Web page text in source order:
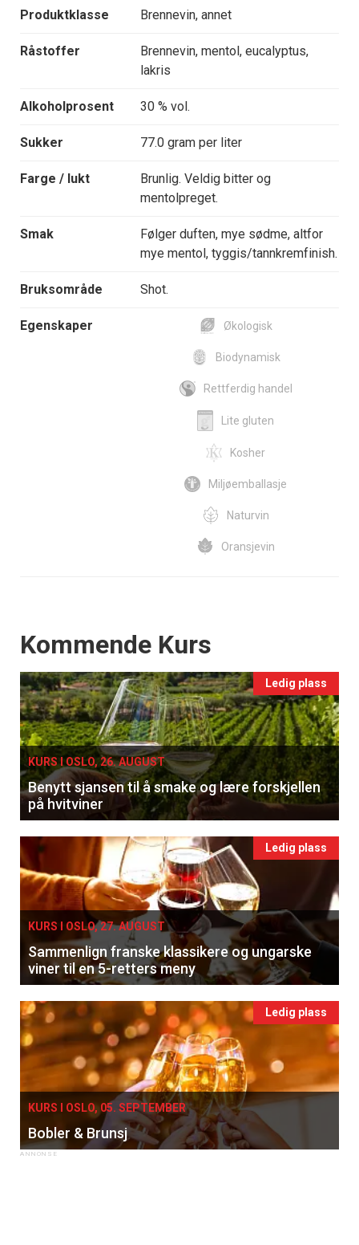
Produktklasse Brennevin, annet
Råstoffer
Brennevin, mentol, eucalyptus,
lakris
Alkoholprosent 30 % vol.
Sukker 77.0 gram per liter
Farge / lukt
Brunlig. Veldig bitter og
mentolpreget.
Smak
Følger duften, mye sødme, altfor
mye mentol, tyggis/tannkremfinish.
Bruksområde Shot.
Egenskaper Økologisk
Biodynamisk
Rettferdig handel
Lite gluten
Kosher
Miljøemballasje
Naturvin
Oransjevin
Events
Kommende Kurs
Ledig plass
KURS I OSLO, 26. AUGUST
Benytt sjansen til å smake og lære forskjellen
på hvitviner
Ledig plass
KURS I OSLO, 27. AUGUST
Sammenlign franske klassikere og ungarske
viner til en 5-retters meny
Ledig plass
KURS I OSLO, 05. SEPTEMBER
Bobler & Brunsj